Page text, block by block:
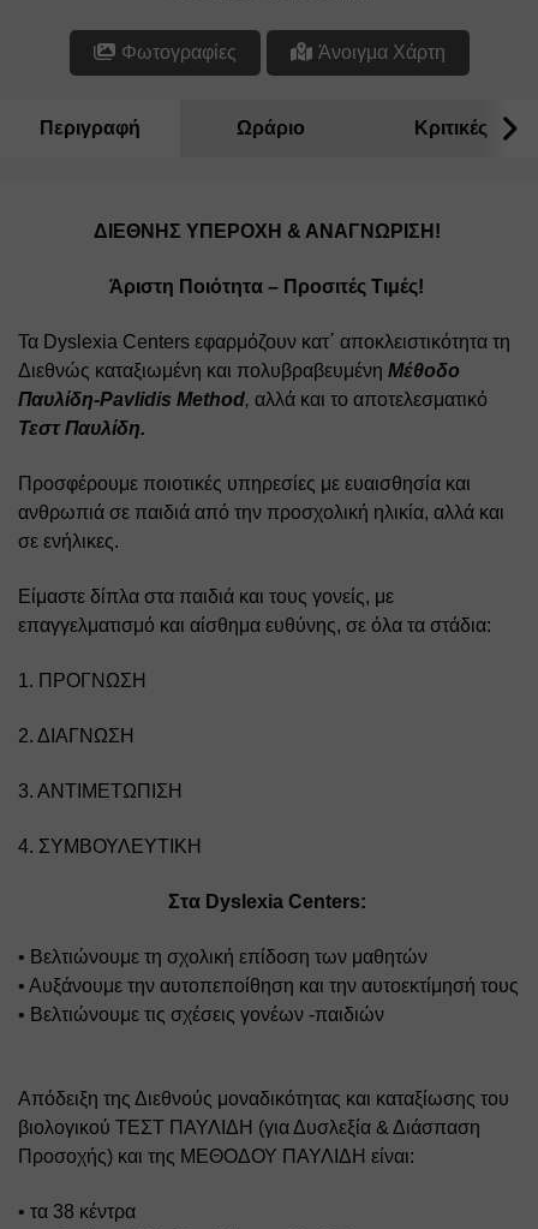
Φωτογραφίες Άνοιγμα Χάρτη
Περιγραφή Ωράριο Κριτικές
ΔΙΕΘΝΗΣ ΥΠΕΡΟΧΗ & ΑΝΑΓΝΩΡΙΣΗ!
Άριστη Ποιότητα – Προσιτές Τιμές!
Τα Dyslexia Centers εφαρμόζουν κατ΄ αποκλειστικότητα τη
Διεθνώς καταξιωμένη και πολυβραβευμένη Μέθοδο
Παυλίδη-Pavlidis Method,
Τεστ Παυλίδη.
Προσφέρουμε ποιοτικές υπηρεσίες με ευαισθησία και
ανθρωπιά σε παιδιά από την προσχολική ηλικία, αλλά και
σε ενήλικες.
Είμαστε δίπλα στα παιδιά και τους γονείς, με
επαγγελματισμό και αίσθημα ευθύνης, σε όλα τα στάδια:
1. ΠΡΟΓΝΩΣΗ
2. ΔΙΑΓΝΩΣΗ
3. ΑΝΤΙΜΕΤΩΠΙΣΗ
4. ΣΥΜΒΟΥΛΕΥΤΙΚΗ
Στα Dyslexia Centers:
• Βελτιώνουμε τη σχολική επίδοση των μαθητών
• Βελτιώνουμε τις σχέσεις γονέων -παιδιών
Απόδειξη της Διεθνούς μοναδικότητας και καταξίωσης του
βιολογικού ΤΕΣΤ ΠΑΥΛΙΔΗ (για Δυσλεξία & Διάσπαση
Προσοχής) και της ΜΕΘΟΔΟΥ ΠΑΥΛΙΔΗ είναι:
• τα 38 κέντρα